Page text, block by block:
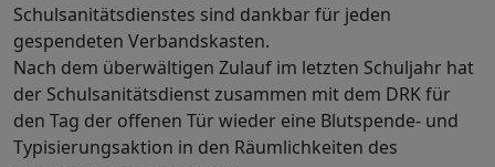
Schulsanitätsdienstes sind dankbar für jeden
gespendeten Verbandskasten.
Nach dem überwältigen Zulauf im letzten Schuljahr hat
der Schulsanitätsdienst zusammen mit dem DRK für
den Tag der offenen Tür wieder eine Blutspende- und
Typisierungsaktion in den Räumlichkeiten des